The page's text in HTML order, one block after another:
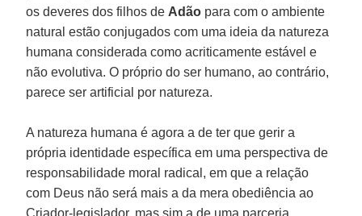
os deveres dos filhos de Adão para com o ambiente
natural estão conjugados com uma ideia da natureza
humana considerada como acriticamente estável e
não evolutiva. O próprio do ser humano, ao contrário,
parece ser artificial por natureza.
A natureza humana é agora a de ter que gerir a
própria identidade específica em uma perspectiva de
responsabilidade moral radical, em que a relação
com Deus não será mais a da mera obediência ao
Criador-legislador, mas sim a de uma parceria